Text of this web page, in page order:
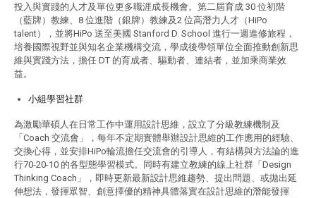
投入與實踐的人才及單位更多職涯成長機會。第二屆育成 30 位初階
（藍牌）教練、8 位進階（銀牌）教練及2 位高潛力人才（HiPo
talent），並將HiPo 送至美國 Stanford D. School 進行一週進修旅程，
培養國際視野並與知名企業機構交流，學成後帶領單位全面推動創新思
維與實踐方法，擔任 DT 的育成者、驅動者、連結者，並加乘商業效
益。
小組學習社群
為激勵華碩人在日常工作中運用設計思維，設立了分級教練機制及
「Coach 交流會」，每年不定期實體舉辦設計思維的工作應用的經驗、
交換心得，並安排HiPo輪流擔任交流會的引導人，有結構與方法論的進
行70-20-10 的各型態學習模式。同時有建立教練的線上社群「Design
Thinking Coach」，即時更新最新設計思維趨勢、提出問題、或拋出延
伸想法，發揮眾智、創意擇優的精神具體落實在設計思維的潛能發揮